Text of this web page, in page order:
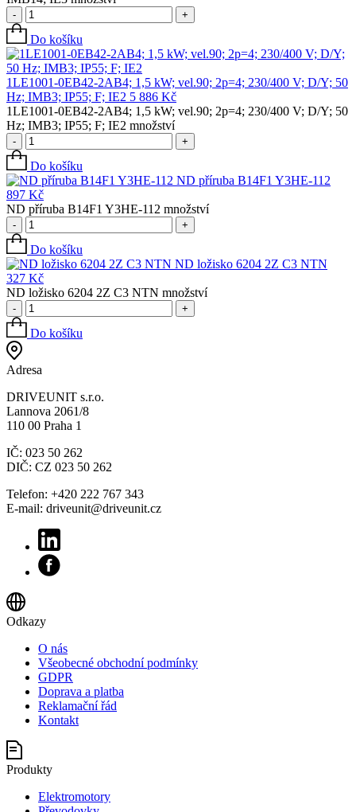
- +
Do košíku
1LE1001-0EB42-2AB4; 1,5 kW; vel.90; 2p=4; 230/400 V; D/Y; 50
Hz; IMB3; IP55; F; IE2 5 886 Kč
1LE1001-0EB42-2AB4; 1,5 kW; vel.90; 2p=4; 230/400 V; D/Y; 50
Hz; IMB3; IP55; F; IE2 množství
- +
Do košíku
ND příruba B14F1 Y3HE-112
897 Kč
ND příruba B14F1 Y3HE-112 množství
- +
Do košíku
ND ložisko 6204 2Z C3 NTN
327 Kč
ND ložisko 6204 2Z C3 NTN množství
- +
Do košíku
Adresa
DRIVEUNIT s.r.o.
Lannova 2061/8
110 00 Praha 1
IČ: 023 50 262
DIČ: CZ 023 50 262
Telefon: +420 222 767 343
E-mail: driveunit@driveunit.cz
Odkazy
O nás
Všeobecné obchodní podmínky
GDPR
Doprava a platba
Reklamační řád
Kontakt
Produkty
Elektromotory